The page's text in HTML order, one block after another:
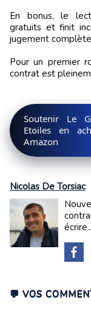
En bonus, le
gratuits et finit
jugement
Pour un premier
contrat est
Soutenir Le
Etoiles en
Amazon
Nicolas De Torsiac
💬 VOS